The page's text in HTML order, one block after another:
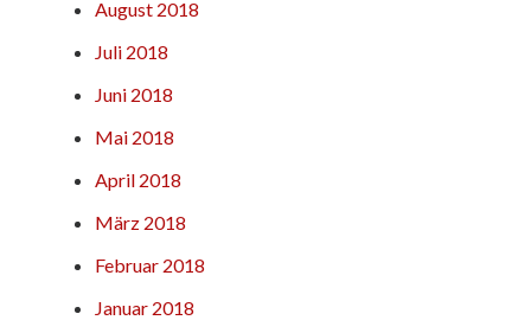
August 2018
Juli 2018
Juni 2018
Mai 2018
April 2018
März 2018
Februar 2018
Januar 2018